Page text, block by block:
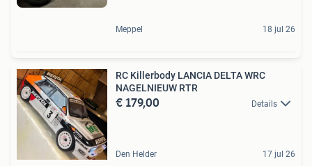
Meppel 18 jul 26
RC Killerbody LANCIA DELTA WRC
NAGELNIEUW RTR
€ 179,00 Details
Den Helder 17 jul 26